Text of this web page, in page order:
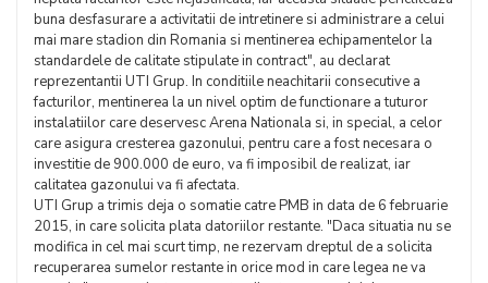
buna desfasurare a activitatii de intretinere si administrare a celui
mai mare stadion din Romania si mentinerea echipamentelor la
standardele de calitate stipulate in contract", au declarat
reprezentantii UTI Grup. In conditiile neachitarii consecutive a
facturilor, mentinerea la un nivel optim de functionare a tuturor
instalatiilor care deservesc Arena Nationala si, in special, a celor
care asigura cresterea gazonului, pentru care a fost necesara o
investitie de 900.000 de euro, va fi imposibil de realizat, iar
calitatea gazonului va fi afectata.
UTI Grup a trimis deja o somatie catre PMB in data de 6 februarie
2015, in care solicita plata datoriilor restante. "Daca situatia nu se
modifica in cel mai scurt timp, ne rezervam dreptul de a solicita
recuperarea sumelor restante in orice mod in care legea ne va